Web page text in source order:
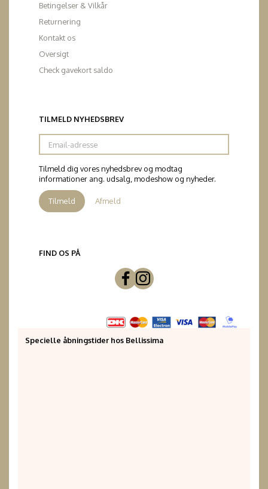
Betingelser & Vilkår
Returnering
Kontakt os
Oversigt
Check gavekort saldo
TILMELD NYHEDSBREV
Email-
adresse
Tilmeld dig vores nyhedsbrev og modtag
informationer ang. udsalg, modeshow og nyheder.
Tilmeld Afmeld
FIND OS PÅ
Specielle åbningstider hos Bellissima